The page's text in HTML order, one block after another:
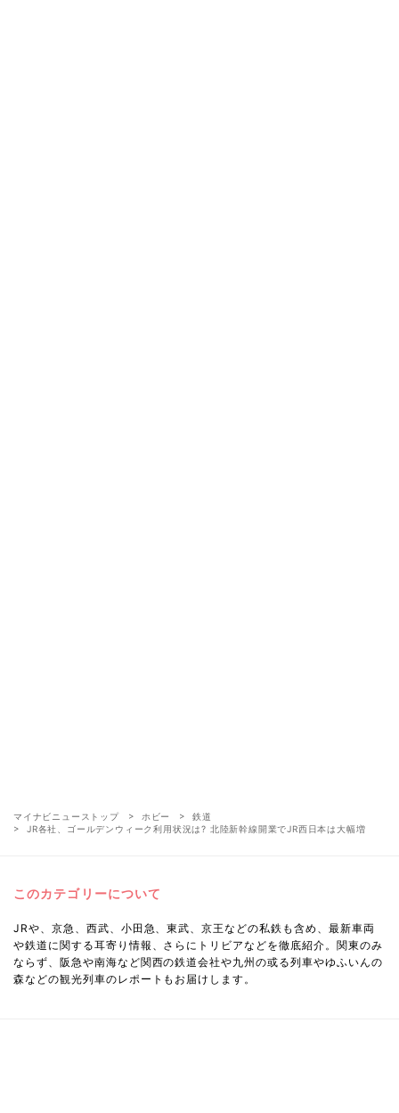
マイナビニューストップ ホビー
鉄道
JR各社、ゴールデンウィーク利用状況は? 北陸新幹線開業でJR西日本は大幅増
このカテゴリーについて
JRや、京急、西武、小田急、東武、京王などの私鉄も含め、最新車両
や鉄道に関する耳寄り情報、さらにトリビアなどを徹底紹介。関東のみ
ならず、阪急や南海など関西の鉄道会社や九州の或る列車やゆふいんの
森などの観光列車のレポートもお届けします。